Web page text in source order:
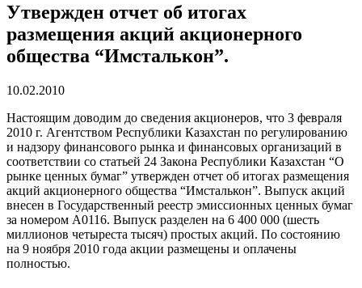
Утвержден отчет об итогах
размещения акций акционерного
общества “Имсталькон”.
10.02.2010
Настоящим доводим до сведения акционеров, что 3 февраля
2010 г. Агентством Республики Казахстан по регулированию
и надзору финансового рынка и финансовых организаций в
соответствии со статьей 24 Закона Республики Казахстан “О
рынке ценных бумаг” утвержден отчет об итогах размещения
акций акционерного общества “Имсталькон”. Выпуск акций
внесен в Государственный реестр эмиссионных ценных бумаг
за номером А0116. Выпуск разделен на 6 400 000 (шесть
миллионов четыреста тысяч) простых акций. По состоянию
на 9 ноября 2010 года акции размещены и оплачены
полностью.